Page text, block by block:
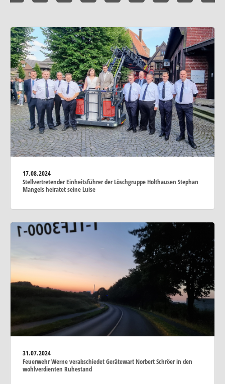
17.08.2024
Stellvertretender Einheitsführer der Löschgruppe Holthausen Stephan
Mangels heiratet seine Luise
31.07.2024
Feuerwehr Werne verabschiedet Gerätewart Norbert Schröer in den
wohlverdienten Ruhestand